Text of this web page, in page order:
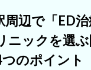
周辺で「ED
ニックを選
のポイント